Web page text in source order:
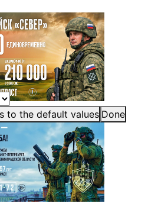
to the default values Done